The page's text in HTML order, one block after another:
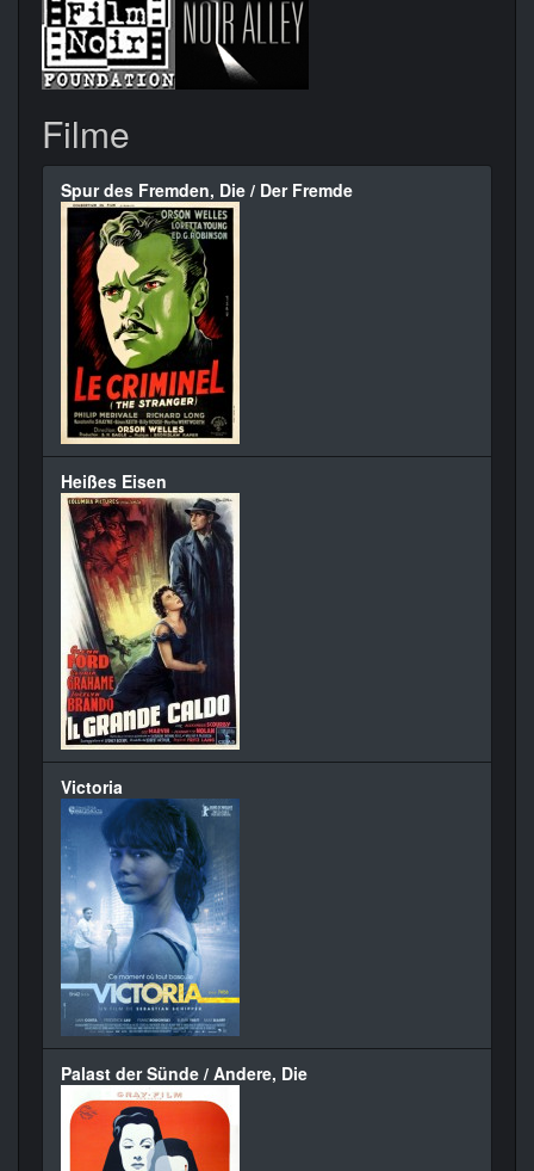
Filme
Spur des Fremden, Die / Der Fremde
Heißes Eisen
Victoria
Palast der Sünde / Andere, Die